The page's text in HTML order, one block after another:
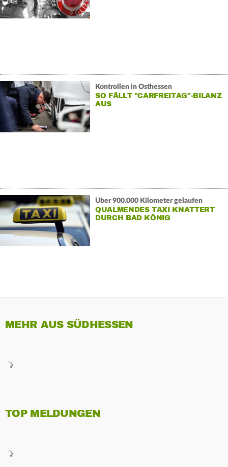
Kontrollen in Osthessen
SO FÄLLT "CARFREITAG"-BILANZ
AUS
Über 900.000 Kilometer gelaufen
QUALMENDES TAXI KNATTERT
DURCH BAD KÖNIG
MEHR AUS SÜDHESSEN
TOP MELDUNGEN